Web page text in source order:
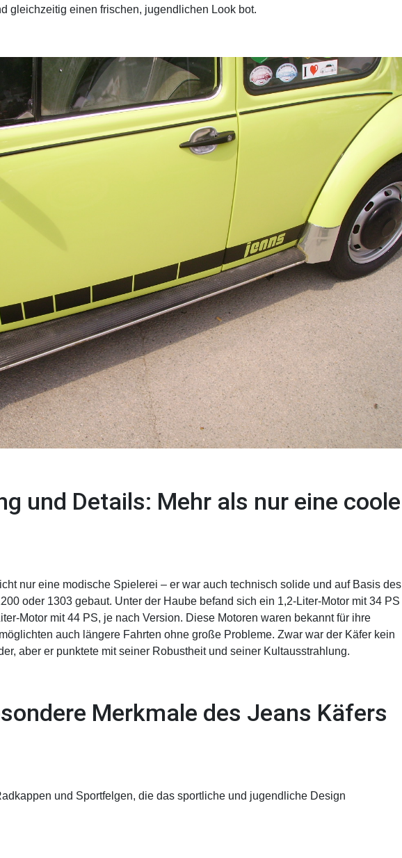
gleichzeitig einen frischen, jugendlichen Look bot.
und Details: Mehr als nur eine coole
nur eine modische Spielerei – er war auch technisch solide und auf Basis des
oder 1303 gebaut. Unter der Haube befand sich ein 1,2-Liter-Motor mit 34 PS
Motor mit 44 PS, je nach Version. Diese Motoren waren bekannt für ihre
auch längere Fahrten ohne große Probleme. Zwar war der Käfer kein
aber er punktete mit seiner Robustheit und seiner Kultausstrahlung.
Merkmale des Jeans Käfers
und Sportfelgen, die das sportliche und jugendliche Design